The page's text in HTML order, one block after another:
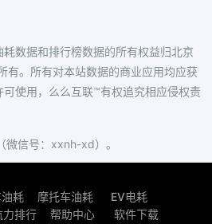
数据和排行榜数据的所有权益归北京
有。所有对本站数据的商业应用均应获
使用，么么互联™有权追究相应侵权责
信号：xxnh-xd）。
耗 摩托车油耗
EV电耗
力排行 帮助中心 软件下载